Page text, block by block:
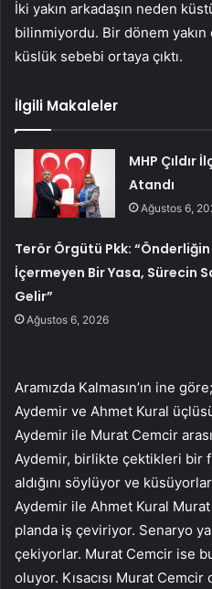
İki yakın arkadaşın neden
bilinmiyordu. Bir dönem
küslük sebebi ortaya çıktı.
İlgili Makaleler
MHP Çıldır
Atandı
Ağustos 6,
Terör Örgütü Pkk:
İçermeyen Bir Yasa, Sürecin
Gelir”
Ağustos 6, 2026
Aramızda Kalmasın’ın ine
Aydemir ve Ahmet Kural
Aydemir ile Murat Cemcir
Aydemir, birlikte çektikleri bir
aldığını söylüyor ve
Aydemir ile Ahmet Kural
planda iş çeviriyor. Senaryo
çekiyorlar. Murat Cemcir ise
oluyor. Kısacısı Murat Cemcir